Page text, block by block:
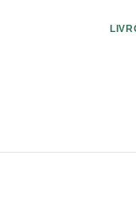
com a mágica do